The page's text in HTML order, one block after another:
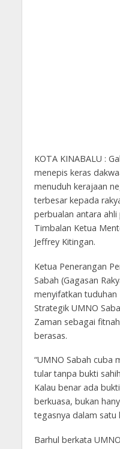
KOTA KINABALU :
menepis keras
menuduh kerajaan
terbesar kepada
perbualan antara
Timbalan Ketua
Jeffrey Kitingan.
Ketua Penerangan
Sabah (Gagasan
menyifatkan tuduhan
Strategik UMNO
Zaman sebagai
berasas.
“UMNO Sabah cuba
tular tanpa bukti
Kalau benar ada
berkuasa, bukan
tegasnya dalam satu
Barhul berkata